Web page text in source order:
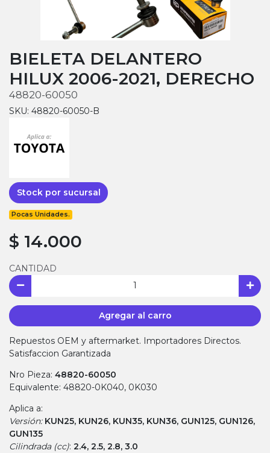
BIELETA DELANTERO
HILUX 2006-2021, DERECHO
48820-60050
SKU: 48820-60050-B
Stock por sucursal
Pocas Unidades.
$ 14.000
CANTIDAD
Agregar al carro
Repuestos OEM y aftermarket. Importadores Directos.
Satisfaccion Garantizada
Nro Pieza: 48820-60050
Equivalente: 48820-0K040, 0K030
Aplica a:
Versión: KUN25, KUN26, KUN35, KUN36, GUN125, GUN126,
GUN135
Cilindrada (cc): 2.4, 2.5, 2.8, 3.0